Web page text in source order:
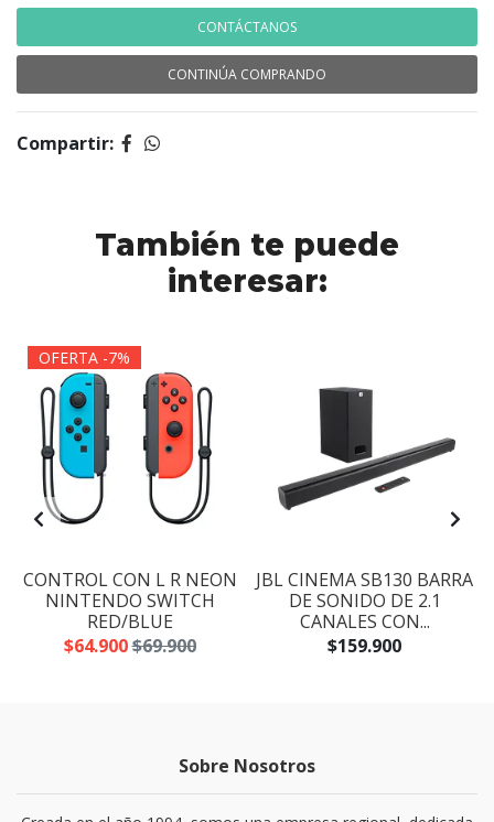
CONTÁCTANOS
CONTINÚA COMPRANDO
Compartir:
También te puede
interesar:
OFERTA -7%
CONTROL CON L R NEON
NINTENDO SWITCH
RED/BLUE
$64.900$69.900
JBL CINEMA SB130 BARRA
DE SONIDO DE 2.1
CANALES CON...
$159.900
Sobre Nosotros